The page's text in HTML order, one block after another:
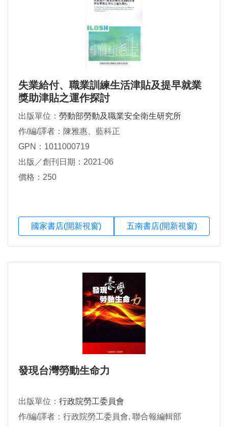
失業給付、職業訓練生活津貼及提早就業
獎助津貼之運作探討
出版單位： 勞動部勞動及職業安全衛生研究所
作/編/譯者：陳雅惠、藍科正
GPN：1011000719
出版／創刊日期：2021-06
價格：250
國家書店(開新視窗) 五南書店(開新視窗)
發現台灣勞動生命力
出版單位： 行政院勞工委員會
作/編/譯者：行政院勞工委員會, 聯合報編輯部